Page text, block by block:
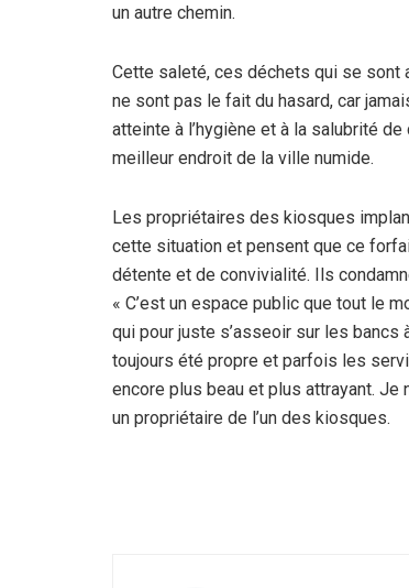
un autre chemin.
Cette saleté, ces déchets qui se sont
ne sont pas le fait du hasard, car
atteinte à l’hygiène et à la salubrité
meilleur endroit de la ville numide.
Les propriétaires des kiosques
cette situation et pensent que ce
détente et de convivialité. Ils
« C’est un espace public que tout le
qui pour juste s’asseoir sur les bancs
toujours été propre et parfois les
encore plus beau et plus attrayant. Je
un propriétaire de l’un des kiosques.